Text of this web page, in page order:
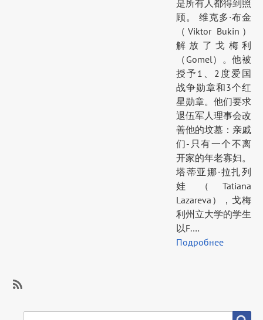
是所有人都得到照
顾。 维克多·布金
（Viktor Bukin）
解放了戈梅利
（Gomel）。他被
授予1、2度爱国
战争勋章和3个红
星勋章。他们要求
退伍军人理事会改
善他的坟墓：亲戚
们-只有一个不离
开家的年老寡妇。
塔蒂亚娜·拉扎列
娃（Tatiana
Lazareva），戈梅
利州立大学的学生
以F.…
Подробнее